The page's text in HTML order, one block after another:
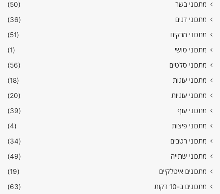
מתכוני בשר
(50)
מתכוני דגים
(36)
מתכוני מרקים
(51)
מתכוני סושי
(1)
מתכוני סלטים
(56)
מתכוני עוגות
(18)
מתכוני עוגיות
(20)
מתכוני עוף
(39)
מתכוני פיצות
(4)
מתכוני רטבים
(34)
מתכוני שתייה
(49)
מתכונים איטלקיים
(19)
מתכונים ב-10 דקות
(63)